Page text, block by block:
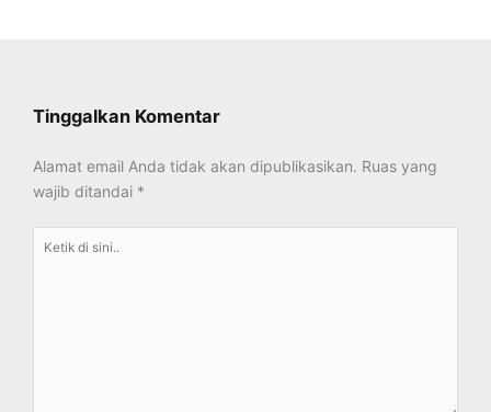
Tinggalkan Komentar
Alamat email Anda tidak akan dipublikasikan. Ruas yang
wajib ditandai *
Ketik